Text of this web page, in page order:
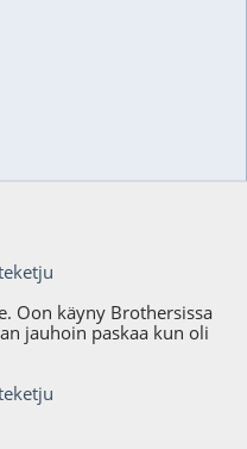
Oon käyny Brothersissa
jauhoin paskaa kun oli